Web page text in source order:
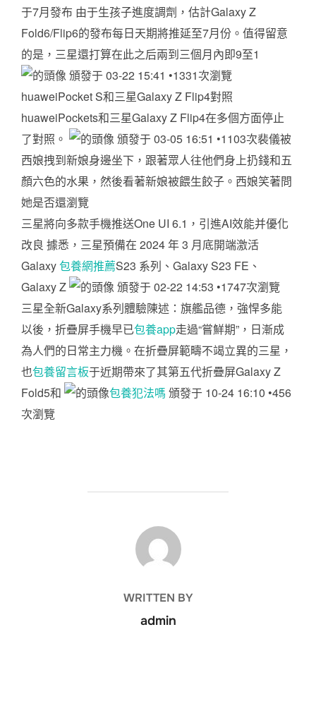
于7月發布 由于生孩子進度調劑，估計Galaxy Z
Fold6/Flip6的發布每日天期將推延至7月份。值得留意
的是，三星還打算在此之后兩到三個月內即9至1
頒發于 03-22 15:41 •1331次瀏覽
huaweiPocket S和三星Galaxy Z Flip4對照
huaweiPockets和三星Galaxy Z Flip4在多個方面停止
了對照。
頒發于 03-05 16:51 •1103次裴儀被
西娘拽到新娘身邊坐下，跟著眾人往他們身上扔錢和五
顏六色的水果，然後看著新娘被餵生餃子。西娘笑著問
她是否還瀏覽
三星將向多款手機推送One UI 6.1，引進AI效能并優化
改良 據悉，三星預備在 2024 年 3 月底開端激活
Galaxy包養網推薦S23 系列、Galaxy S23 FE、
Galaxy Z
頒發于 02-22 14:53 •1747次瀏覽
三星全新Galaxy系列體驗陳述：旗艦品德，強悍多能
以後，折疊屏手機早已包養app走過“嘗鮮期”，日漸成
為人們的日常主力機。在折疊屏範疇不竭立異的三星，
也包養留言板于近期帶來了其第五代折疊屏Galaxy Z
Fold5和
包養犯法嗎 頒發于 10-24 16:10 •456
次瀏覽
POST AUTHOR
WRITTEN BY
admin